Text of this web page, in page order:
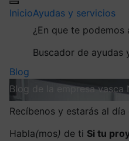
InicioAyudas y servicios
¿En que te podemos
Buscador de
Blog
Blog de la empresa vasca
Recíbenos y estarás al
Habla(mos) de ti Si tu